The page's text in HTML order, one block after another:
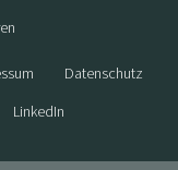
Datenschutz
LinkedIn